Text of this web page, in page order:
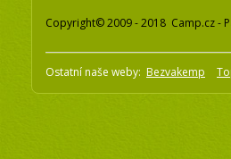
Copyright© 2009 - 2018 Camp.cz -
Ostatní naše weby: Bezvakemp